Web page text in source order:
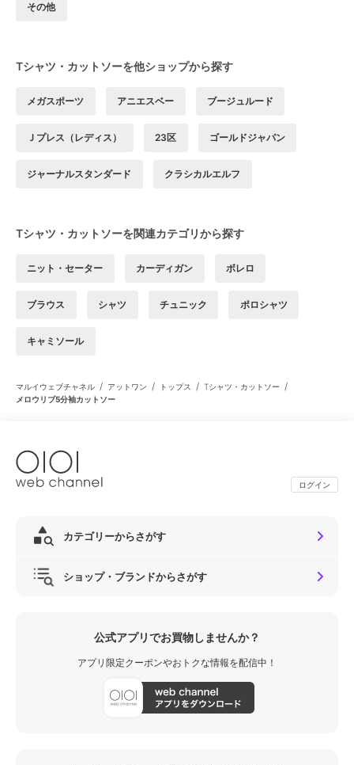
その他
Tシャツ・カットソーを他ショップから探す
メガスポーツ アニエスベー ブージュルード
Ｊプレス（レディス） 23区 ゴールドジャパン
ジャーナルスタンダード クラシカルエルフ
Tシャツ・カットソーを関連カテゴリから探す
ニット・セーター カーディガン ボレロ
ブラウス シャツ チュニック ポロシャツ
キャミソール
マルイウェブチャネル / アットワン / トップス / Tシャツ・カットソー /
メロウリブ5分袖カットソー
ログイン
カテゴリーからさがす
ショップ・ブランドからさがす
公式アプリでお買物しませんか？
アプリ限定クーポンやおトクな情報を配信中！